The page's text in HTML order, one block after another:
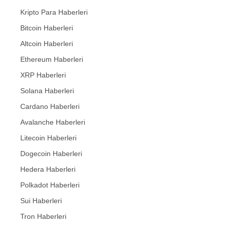
Kripto Para Haberleri
Bitcoin Haberleri
Altcoin Haberleri
Ethereum Haberleri
XRP Haberleri
Solana Haberleri
Cardano Haberleri
Avalanche Haberleri
Litecoin Haberleri
Dogecoin Haberleri
Hedera Haberleri
Polkadot Haberleri
Sui Haberleri
Tron Haberleri